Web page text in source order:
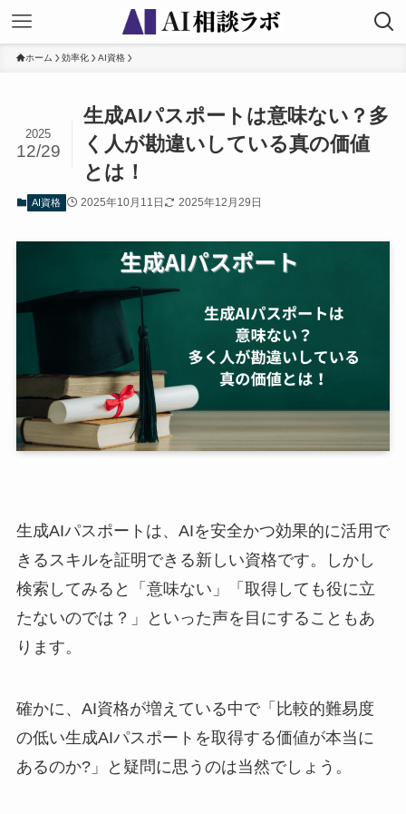
ホーム 効率化 AI資格
生成AIパスポートは意味ない？多
く人が勘違いしている真の価値
とは！
2025
12/29
AI資格 2025年10月11日 2025年12月29日
生成AIパスポートは、AIを安全かつ効果的に活用で
きるスキルを証明できる新しい資格です。しかし
検索してみると「意味ない」「取得しても役に立
たないのでは？」といった声を目にすることもあ
ります。
確かに、AI資格が増えている中で「比較的難易度
の低い生成AIパスポートを取得する価値が本当に
あるのか?」と疑問に思うのは当然でしょう。